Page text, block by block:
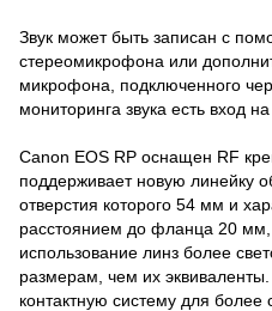
Звук может быть записан с
стереомикрофона или
микрофона, подключенного
мониторинга звука есть вход
Canon EOS RP оснащен RF
поддерживает новую линейку
отверстия которого 54 мм и
расстоянием до фланца 20 мм,
использование линз более
размерам, чем их
контактную систему для